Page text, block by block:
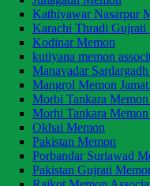
Kathiyawar Nasarpur
Karachi Thradi Gujrati
Kodinar Memon
kutiyana memon
Manavadar
Mangrol Memon Jamat.
Morbi Tankara
Morhi Tankara
Okhai Memon
Pakistan Memon
Porbandar Suriawad
Pakistan Gujrati